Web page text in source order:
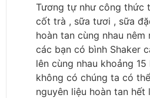
Tương tự như công thức
cốt trà , sữa tươi , sữa
hoàn tan cùng nhau
các bạn có bình Shaker
lên cùng nhau khoảng
không có chúng ta có
nguyên liệu hoàn tan